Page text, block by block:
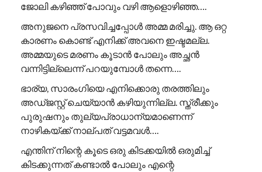
ജോലി കഴിഞ്ഞ് പോവും വഴി ആളൊഴിഞ്ഞ….
അനുജനെ പ്രസവിച്ചപ്പോൾ അമ്മ മരിച്ചു. ആ ഒറ്റ
കാരണം കൊണ്ട് എനിക്ക് അവനെ ഇഷ്ടമല്ല.
അമ്മയുടെ മരണം കൂടാൻ പോലും അച്ഛൻ
വന്നിട്ടില്ലെന്ന് പറയുമ്പോൾ തന്നെ….
ഭാര്യ, സാരംഗിയെ എനിക്കൊരു തരത്തിലും
അഡ്ജസ്റ്റ് ചെയ്യാൻ കഴിയുന്നില്ല. സ്ത്രീക്കും
പുരുഷനും തുല്യപ്രാധാന്യമാണെന്ന്
നാഴികയ്ക്ക് നാല്പത് വട്ടമവൾ….
എന്തിന് നിന്റെ കൂടെ ഒരു കിടക്കയിൽ ഒരുമിച്ച്
കിടക്കുന്നത് കണ്ടാൽ പോലും എന്റെ